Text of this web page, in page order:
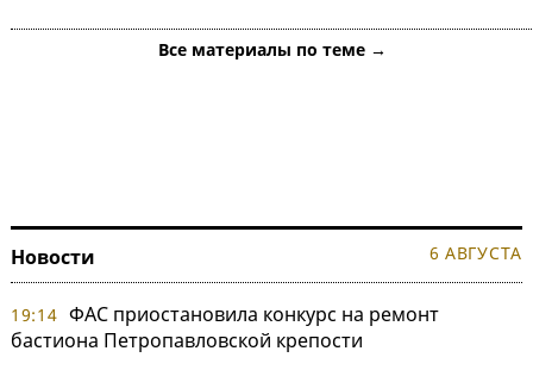
Все материалы по теме →
Новости 6 АВГУСТА
19:14 ФАС приостановила конкурс на ремонт
бастиона Петропавловской крепости